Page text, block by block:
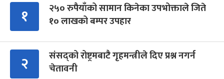
१
२५० रुपैयाँको सामान किनेका उपभोक्ताले जिते
१० लाखको बम्पर उपहार
२
संसद्को रोष्ट्रमबाटै गृहमन्त्रीले दिए प्रश्न नगर्न
चेतावनी